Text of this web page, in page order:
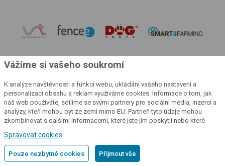
© 2004 - 2026 VNT electronics s.r.o., všechna práva vyhrazena
Grafický návrhKošnarDesign.cza redakční systém
Vážíme si vašeho soukromí
K analýze návštěvnosti a funkcí webu, ukládání vašeho nastavení a
personalizaci obsahu a reklam využíváme cookies. Informace o tom, jak
náš web používáte, sdílíme se svými partnery pro sociální média, inzerci a
analýzy, kteří mohou být ze zemí mimo EU. Partneři tyto údaje mohou
zkombinovat s dalšími informacemi, které jste jim poskytli nebo které
Spravovat cookies
Pouze nezbytné cookies Přijmout vše